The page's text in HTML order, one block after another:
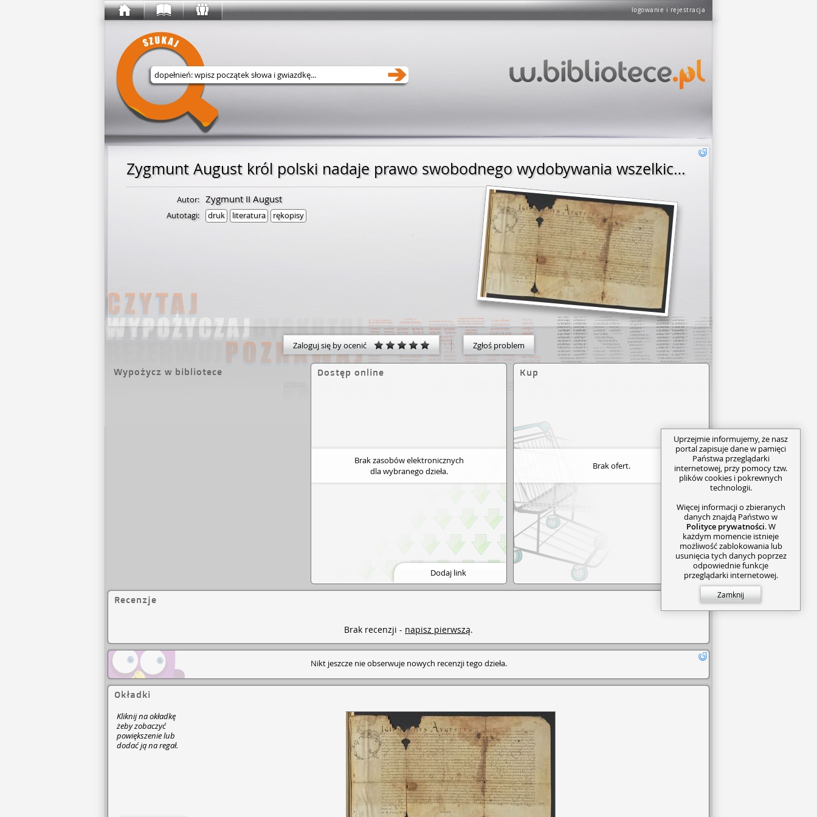
logowanie i rejestracja
Wyszukaj w serwisie
Zygmunt August król polski nadaje prawo swobodnego wydobywania wszelkich kruszców i minerałów ze starych kopalń i zakładania nowych w starostwie chęcińskim oraz przyznaje górnikom chęcińskim prawa, przywileje, a także nakłada obowiązki, jakie posiadają górnicy olkuscy
Autor: Zygmunt II August
Autotagi: druk literatura rękopisy
Zaloguj się by ocenić Zgłoś problem
Wypożycz w bibliotece Dostęp online
Brak zasobów elektronicznych
dla wybranego dzieła.
Dodaj link
Kup
Brak ofert.
Recenzje
Brak recenzji - napisz pierwszą.
Nikt jeszcze nie obserwuje nowych recenzji tego dzieła.
Okładki
Kliknij na okładkę
żeby zobaczyć
powiększenie lub
dodać ją na regał.
Uprzejmie informujemy, że nasz
portal zapisuje dane w pamięci
Państwa przeglądarki
internetowej, przy pomocy tzw.
plików cookies i pokrewnych
technologii.
Więcej informacji o zbieranych
danych znajdą Państwo w
Polityce prywatności. W
każdym momencie istnieje
możliwość zablokowania lub
usunięcia tych danych poprzez
odpowiednie funkcje
przeglądarki internetowej.
Zamknij